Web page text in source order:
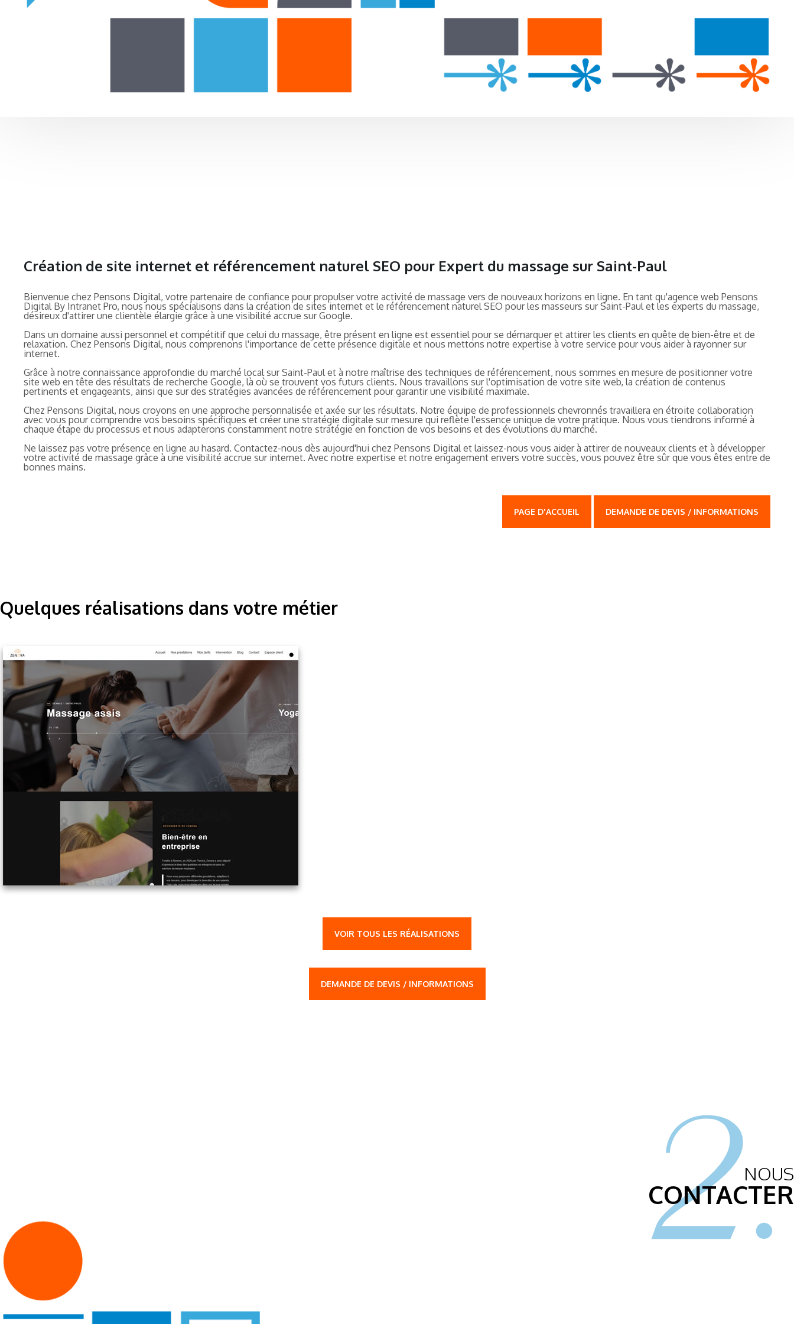
Création de site internet et référencement naturel SEO pour Expert du massage sur Saint-Paul
Bienvenue chez Pensons Digital, votre partenaire de confiance pour propulser votre activité de massage vers de nouveaux horizons en ligne. En tant qu'agence web Pensons
Digital By Intranet Pro, nous nous spécialisons dans la création de sites internet et le référencement naturel SEO pour les masseurs sur Saint-Paul et les experts du massage,
désireux d'attirer une clientèle élargie grâce à une visibilité accrue sur Google.
Dans un domaine aussi personnel et compétitif que celui du massage, être présent en ligne est essentiel pour se démarquer et attirer les clients en quête de bien-être et de
relaxation. Chez Pensons Digital, nous comprenons l'importance de cette présence digitale et nous mettons notre expertise à votre service pour vous aider à rayonner sur
internet.
Grâce à notre connaissance approfondie du marché local sur Saint-Paul et à notre maîtrise des techniques de référencement, nous sommes en mesure de positionner votre
site web en tête des résultats de recherche Google, là où se trouvent vos futurs clients. Nous travaillons sur l'optimisation de votre site web, la création de contenus
pertinents et engageants, ainsi que sur des stratégies avancées de référencement pour garantir une visibilité maximale.
Chez Pensons Digital, nous croyons en une approche personnalisée et axée sur les résultats. Notre équipe de professionnels chevronnés travaillera en étroite collaboration
avec vous pour comprendre vos besoins spécifiques et créer une stratégie digitale sur mesure qui reflète l'essence unique de votre pratique. Nous vous tiendrons informé à
chaque étape du processus et nous adapterons constamment notre stratégie en fonction de vos besoins et des évolutions du marché.
Ne laissez pas votre présence en ligne au hasard. Contactez-nous dès aujourd'hui chez Pensons Digital et laissez-nous vous aider à attirer de nouveaux clients et à développer
votre activité de massage grâce à une visibilité accrue sur internet. Avec notre expertise et notre engagement envers votre succès, vous pouvez être sûr que vous êtes entre de
bonnes mains.
PAGE D'ACCUEIL DEMANDE DE DEVIS / INFORMATIONS
Quelques réalisations dans votre métier
VOIR TOUS LES RÉALISATIONS
DEMANDE DE DEVIS / INFORMATIONS
2.
NOUS
CONTACTER